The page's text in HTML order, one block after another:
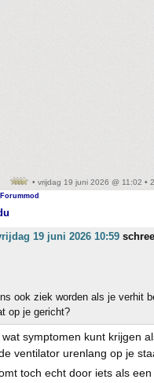
• vrijdag 19 juni 2026 @ 11:02 •
19 juni 2026 10:59
ook ziek worden als je verhit
op je gericht?
symptomen kunt krijgen
ventilator urenlang op je
toch echt door iets als een